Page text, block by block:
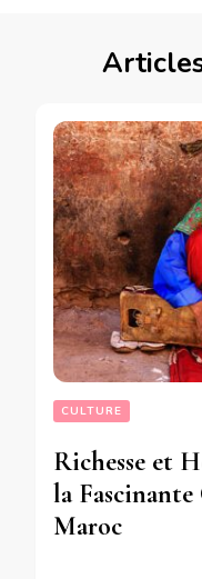
CULTURE
Richesse et
la
Maroc